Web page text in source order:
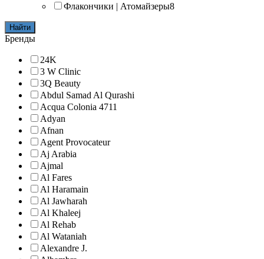
Флакончики | Атомайзеры8
Найти
Бренды
24K
3 W Clinic
3Q Beauty
Abdul Samad Al Qurashi
Acqua Colonia 4711
Adyan
Afnan
Agent Provocateur
Aj Arabia
Ajmal
Al Fares
Al Haramain
Al Jawharah
Al Khaleej
Al Rehab
Al Wataniah
Alexandre J.